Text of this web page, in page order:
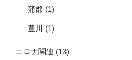
蒲郡 (1)
豊川 (1)
コロナ関連 (13)